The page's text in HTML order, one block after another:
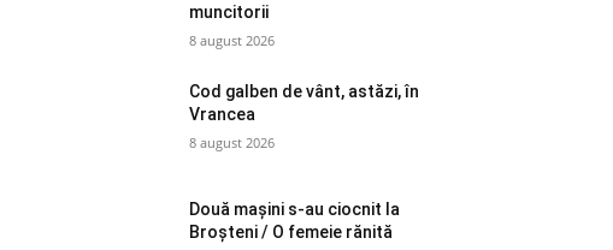
muncitorii
8 august 2026
Cod galben de vânt, astăzi, în
Vrancea
8 august 2026
Două mașini s-au ciocnit la
Broșteni / O femeie rănită